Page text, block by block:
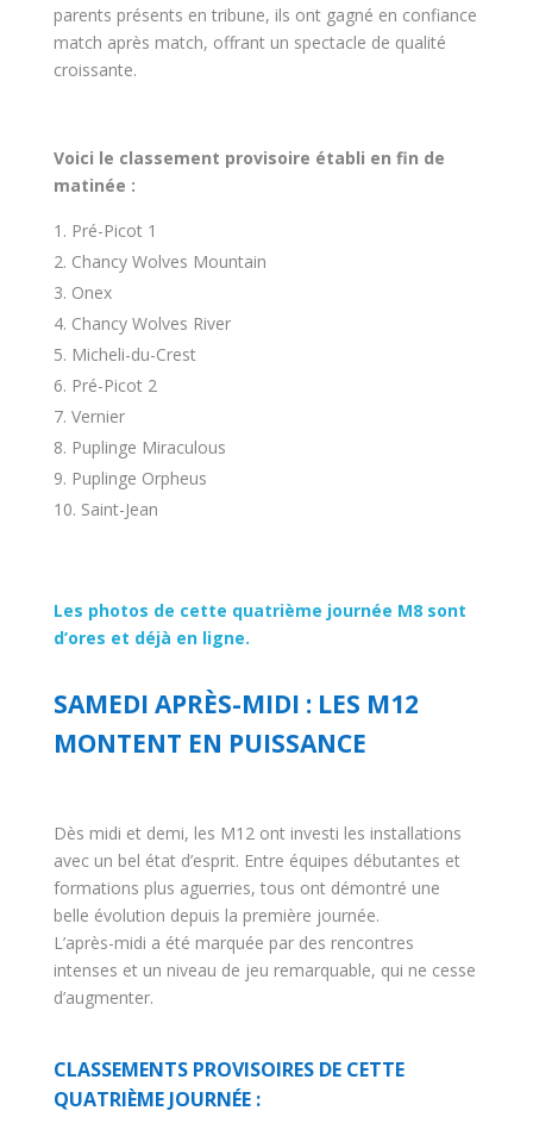
parents présents en tribune, ils ont gagné en confiance
match après match, offrant un spectacle de qualité
croissante.
Voici le classement provisoire établi en fin de
matinée :
Pré-Picot 1
Chancy Wolves Mountain
Onex
Chancy Wolves River
Micheli-du-Crest
Pré-Picot 2
Vernier
Puplinge Miraculous
Puplinge Orpheus
Saint-Jean
Les photos de cette quatrième journée M8 sont
d’ores et déjà en ligne.
SAMEDI APRÈS-MIDI : LES M12
MONTENT EN PUISSANCE
Dès midi et demi, les M12 ont investi les installations
avec un bel état d’esprit. Entre équipes débutantes et
formations plus aguerries, tous ont démontré une
belle évolution depuis la première journée.
L’après-midi a été marquée par des rencontres
intenses et un niveau de jeu remarquable, qui ne cesse
d’augmenter.
CLASSEMENTS PROVISOIRES DE CETTE
QUATRIÈME JOURNÉE :